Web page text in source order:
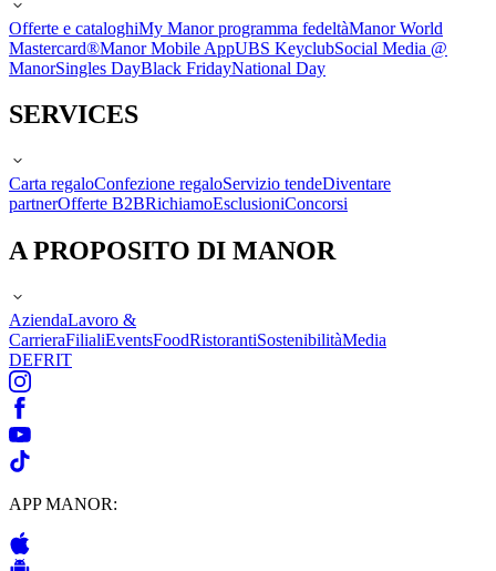
Offerte e cataloghiMy Manor programma fedeltàManor World
Mastercard®Manor Mobile AppUBS KeyclubSocial Media @
ManorSingles DayBlack FridayNational Day
SERVICES
Carta regaloConfezione regaloServizio tendeDiventare
partnerOfferte B2BRichiamoEsclusioniConcorsi
A PROPOSITO DI MANOR
AziendaLavoro &
CarrieraFilialiEventsFoodRistorantiSostenibilitàMedia
DEFRIT
APP MANOR: